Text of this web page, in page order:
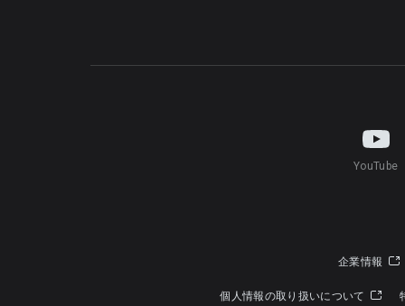
YouTube
企業情報
個人情報の取り扱いについて